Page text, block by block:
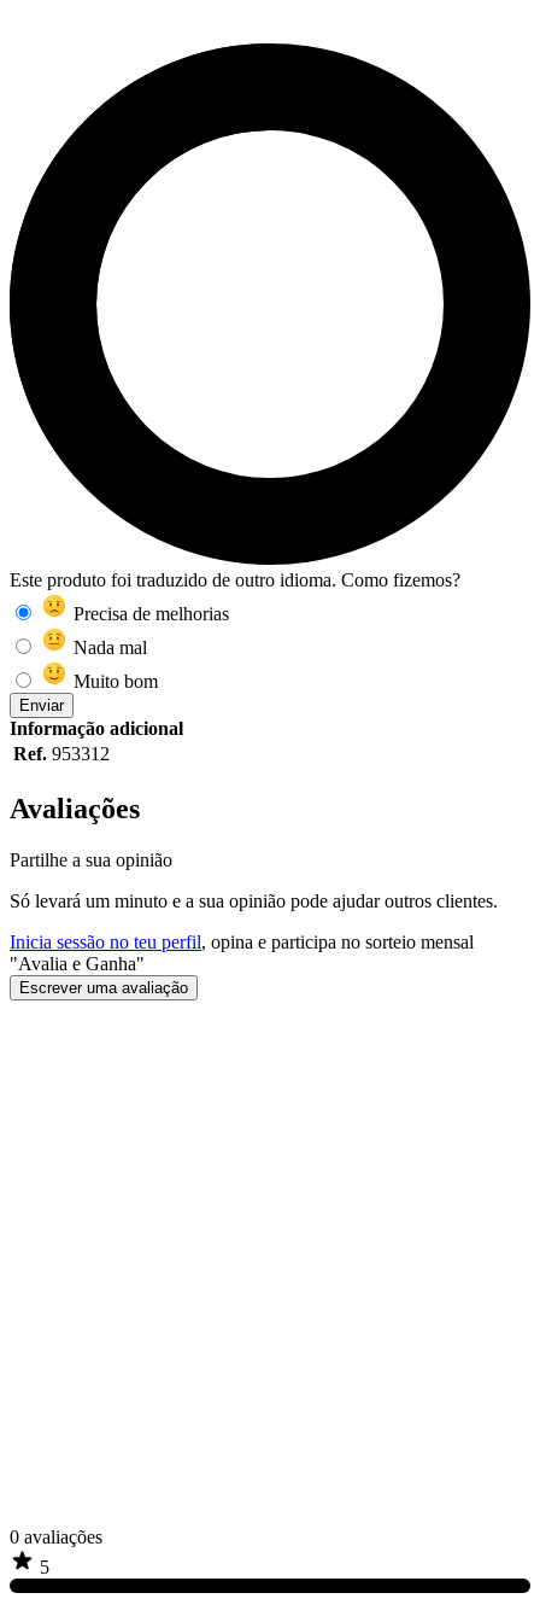
Este produto foi traduzido de outro idioma. Como fizemos?
Precisa de melhorias
Nada mal
Muito bom
Enviar
Informação adicional
Ref. 953312
Avaliações
Partilhe a sua opinião
Só levará um minuto e a sua opinião pode ajudar outros clientes.
Inicia sessão no teu perfil, opina e participa no sorteio mensal
"Avalia e Ganha"
Escrever uma avaliação
0 avaliações
5